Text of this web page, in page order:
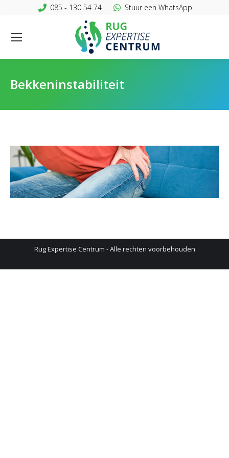
085 - 130 54 74 Stuur een WhatsApp
Bekkeninstabiliteit
Rug Expertise Centrum - Alle rechten voorbehouden